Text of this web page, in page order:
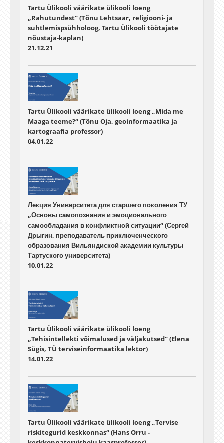
Tartu Ülikooli väärikate ülikooli loeng
„Rahutundest“ (Tõnu Lehtsaar, religiooni- ja
suhtlemispsühholoog, Tartu Ülikooli töötajate
nõustaja-kaplan)
21.12.21
Tartu Ülikooli väärikate ülikooli loeng „Mida me
Maaga teeme?“ (Tõnu Oja, geoinformaatika ja
kartograafia professor)
04.01.22
Лекция Университета для старшего поколения ТУ
„Основы самопознания и эмоционального
самообладания в конфликтной ситуации“ (Сергей
Дрыгин, преподаватель приключенческого
образования Вильяндиской академии культуры
Тартуского университета)
10.01.22
Tartu Ülikooli väärikate ülikooli loeng
„Tehisintellekti võimalused ja väljakutsed“ (Elena
Sügis, TÜ terviseinformaatika lektor)
14.01.22
Tartu Ülikooli väärikate ülikooli loeng „Tervise
riskitegurid keskkonnas“ (Hans Orru -